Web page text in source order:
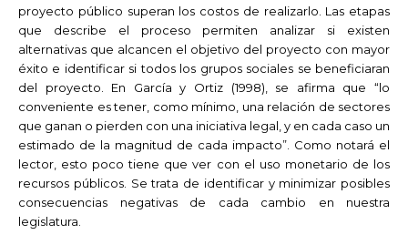
proyecto público superan los costos de realizarlo. Las etapas
que describe el proceso permiten analizar si existen
alternativas que alcancen el objetivo del proyecto con mayor
éxito e identificar si todos los grupos sociales se beneficiaran
del proyecto. En García y Ortiz (1998), se afirma que “lo
conveniente es tener, como mínimo, una relación de sectores
que ganan o pierden con una iniciativa legal, y en cada caso un
estimado de la magnitud de cada impacto”. Como notará el
lector, esto poco tiene que ver con el uso monetario de los
recursos públicos. Se trata de identificar y minimizar posibles
consecuencias negativas de cada cambio en nuestra
legislatura.